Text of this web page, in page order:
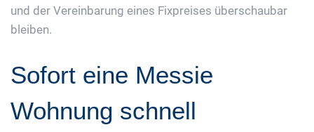
und der Vereinbarung eines Fixpreises überschaubar
bleiben.
Sofort eine Messie
Wohnung schnell